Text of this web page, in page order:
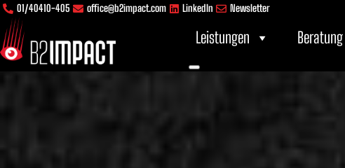
springen
Zum
Inhalt
springen
01/40410-405 office@b2impact.com LinkedIn Newsletter
Leistungen